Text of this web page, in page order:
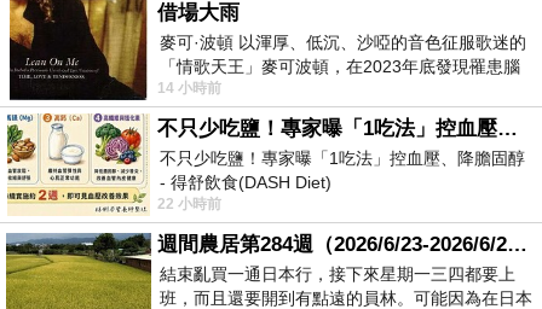
借場大雨
麥可·波頓 以渾厚、低沉、沙啞的音色征服歌迷的
「情歌天王」麥可波頓，在2023年底發現罹患腦
瘤「祈禱早日康復，一切都好」。
14 小時前
不只少吃鹽！專家曝「1吃法」控血壓、降膽固醇 - 得舒飲食(DASH Diet)
不只少吃鹽！專家曝「1吃法」控血壓、降膽固醇
- 得舒飲食(DASH Diet)
https://www.facebook.com/dietitiansophia/
posts/157966
22 小時前
週間農居第284週（2026/6/23-2026/6/24) 夏至 金黃稻浪洋溢豐收喜悅
結束亂買一通日本行，接下來星期一三四都要上
班，而且還要開到有點遠的員林。可能因為在日本